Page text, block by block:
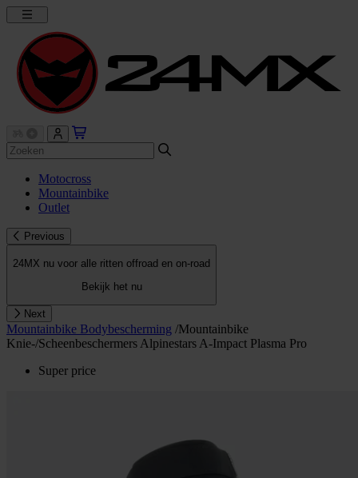
Motocross
Mountainbike
Outlet
Previous
24MX nu voor alle ritten offroad en on-road
Bekijk het nu
Next
Mountainbike Bodybescherming /Mountainbike
Knie-/Scheenbeschermers Alpinestars A-Impact Plasma Pro
Super price